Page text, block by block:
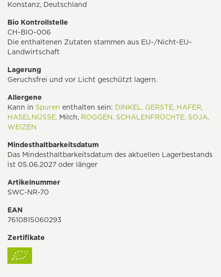
Konstanz, Deutschland
Bio Kontrollstelle
CH-BIO-006
Die enthaltenen Zutaten stammen aus EU-/Nicht-EU-
Landwirtschaft
Lagerung
Geruchsfrei und vor Licht geschützt lagern.
Allergene
Kann in Spuren enthalten sein: DINKEL, GERSTE, HAFER,
HASELNÜSSE, Milch, ROGGEN, SCHALENFRÜCHTE, SOJA,
WEIZEN
Mindesthaltbarkeitsdatum
Das Mindesthaltbarkeitsdatum des aktuellen Lagerbestands
ist 05.06.2027 oder länger
Artikelnummer
SWC-NR-70
EAN
7610815060293
Zertifikate